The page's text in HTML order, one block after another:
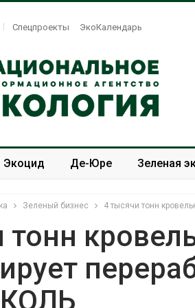
Спецпроекты ЭкоКалендарь
Экоцид Де-Юре Зеленая
Зеленый бизнес 4 тысячи тонн
тонн
разлива
после пожара